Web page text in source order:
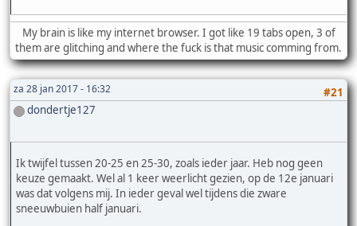
My brain is like my internet browser. I got like 19 tabs open, 3 of
them are glitching and where the fuck is that music comming from.
za 28 jan 2017 - 16:32
#21
dondertje127
Ik twijfel tussen 20-25 en 25-30, zoals ieder jaar. Heb nog geen
keuze gemaakt. Wel al 1 keer weerlicht gezien, op de 12e januari
was dat volgens mij. In ieder geval wel tijdens die zware
sneeuwbuien half januari.